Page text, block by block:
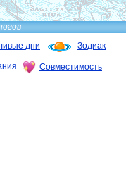
дни Зодиак
Совместимость